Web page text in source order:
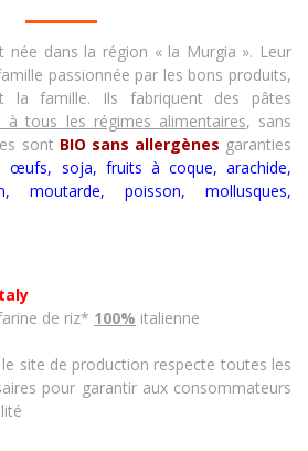
née dans la région « la Murgia ». Leur
passionnée par les bons produits,
la famille. Ils fabriquent des pâtes
à tous les régimes alimentaires, sans
sont BIO sans allergènes garanties
œufs, soja, fruits à coque, arachide,
moutarde, poisson, mollusques,
de riz* 100% italienne
site de production respecte toutes les
pour garantir aux consommateurs